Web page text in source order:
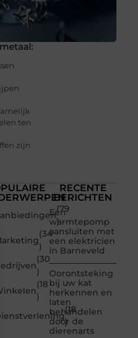
ten
zijn
(79
)
(34
)
(30
)
(18
)
(18
)
RECENTE
BERICHTEN
Een
warmtepomp
aansluiten met
een elektricien
in Barneveld
Oorontsteking
bij uw kat
herkennen en
laten
behandelen
door de
dierenarts